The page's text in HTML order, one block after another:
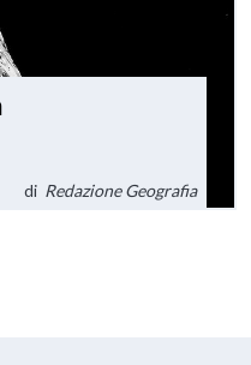
di Redazione Geografia